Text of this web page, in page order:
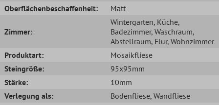
Oberflächenbeschaffenheit:
Matt
Zimmer:
Wintergarten, Küche,
Badezimmer, Waschraum,
Abstellraum, Flur, Wohnzimmer
Produktart:
Mosaikfliese
Steingröße:
95x95mm
Stärke:
10mm
Verlegung als:
Bodenfliese, Wandfliese